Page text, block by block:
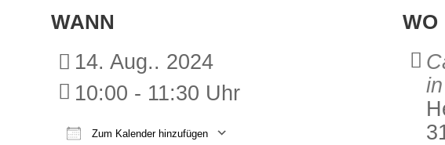
WANN
14. Aug.. 2024
10:00 - 11:30 Uhr
Zum Kalender hinzufügen
WO